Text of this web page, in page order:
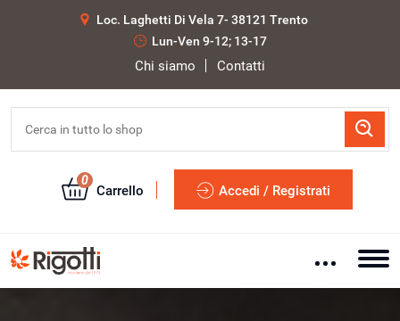
Loc. Laghetti Di Vela 7- 38121 Trento
Lun-Ven 9-12; 13-17
Chi siamo Contatti
0
Carrello Accedi / Registrati